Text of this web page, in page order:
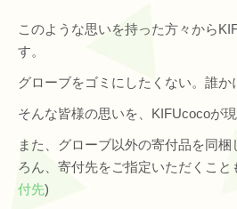
このような思いを持った方々から
す。
グローブをゴミにしたくない。誰か
そんな皆様の思いを、KIFUcocoが現
また、グローブ以外の寄付品を同
ろん、寄付先をご指定いただくこと
付先)